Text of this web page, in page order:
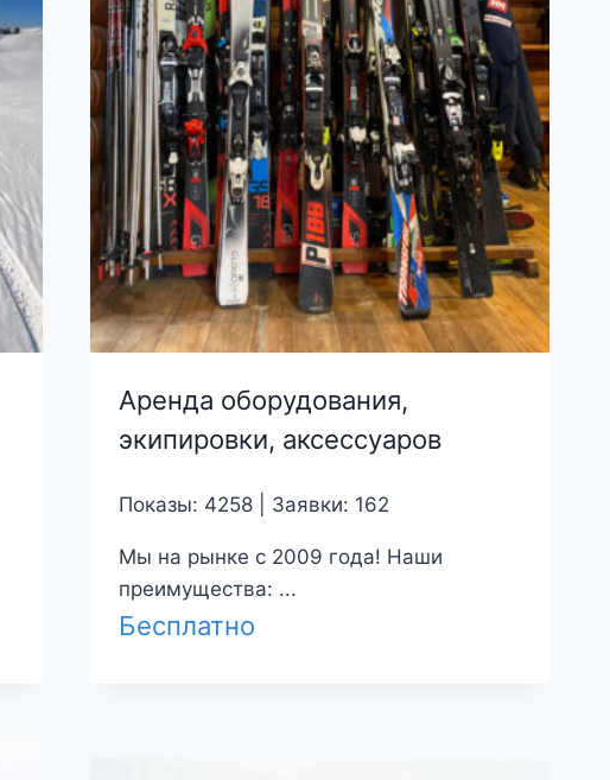
Аренда оборудования,
экипировки, аксессуаров
Показы: 4258 | Заявки: 162
Мы на рынке с 2009 года! Наши
преимущества: ...
Бесплатно